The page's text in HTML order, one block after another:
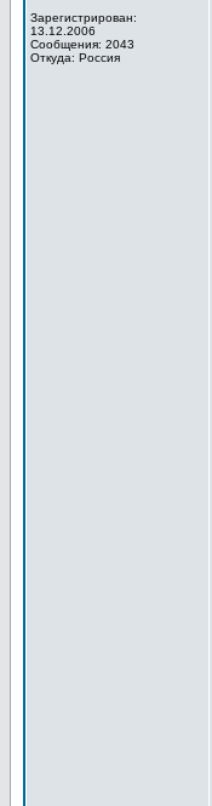
Зарегистрирован:
13.12.2006
Сообщения: 2043
Откуда: Россия